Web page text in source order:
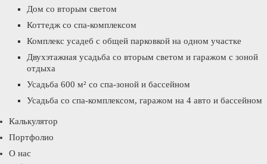
Дом со вторым светом
Коттедж со спа-комплексом
Комплекс усадеб с общей парковкой на одном участке
Двухэтажная усадьба со вторым светом и гаражом с зоной
отдыха
Усадьба 600 м² со спа-зоной и бассейном
Усадьба со спа-комплексом, гаражом на 4 авто и бассейном
Калькулятор
Портфолио
О нас